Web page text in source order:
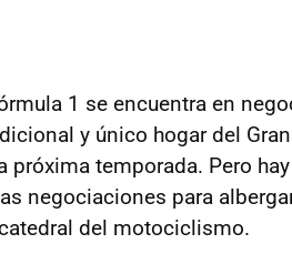
1 se encuentra en
y único hogar del
próxima temporada. Pero
negociaciones para
del motociclismo.